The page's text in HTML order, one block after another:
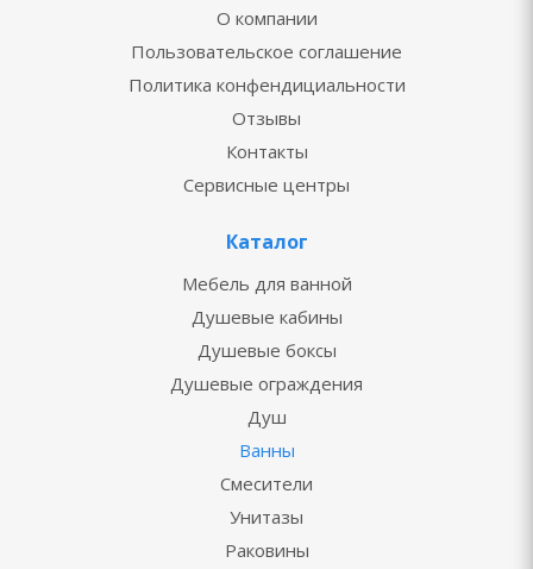
О компании
Пользовательское соглашение
Политика конфендициальности
Отзывы
Контакты
Сервисные центры
Каталог
Мебель для ванной
Душевые кабины
Душевые боксы
Душевые ограждения
Душ
Ванны
Смесители
Унитазы
Раковины